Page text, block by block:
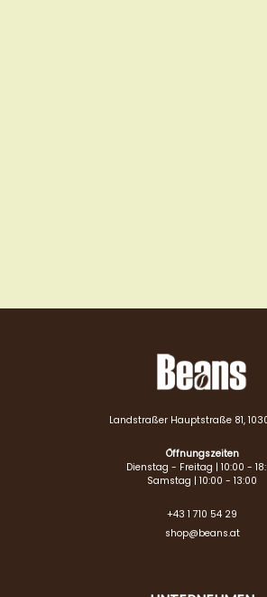
Landstraßer Hauptstraße 81,
Öffnungszeiten
Dienstag - Freitag | 10:00 -
Samstag | 10:00 - 13:00
+43 1 710 54 29
shop@beans.at